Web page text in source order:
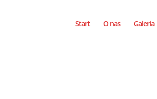
Start O nas Galeria